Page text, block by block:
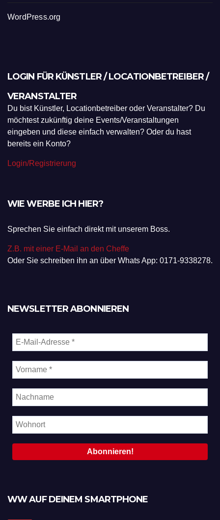
WordPress.org
LOGIN FÜR KÜNSTLER / LOCATIONBETREIBER /
VERANSTALTER
Du bist Künstler, Locationbetreiber oder Veranstalter? Du
möchtest zukünftig deine Events/Veranstaltungen
eingeben und diese einfach verwalten? Oder du hast
bereits ein Konto?
Login/Registrierung
WIE WERBE ICH HIER?
Sprechen Sie einfach direkt mit unserem Boss.
Z.B. mit einer E-Mail an den Cheffe
Oder Sie schreiben ihn an über Whats App: 0171-9338278.
NEWSLETTER ABONNIEREN
WW AUF DEINEM SMARTPHONE